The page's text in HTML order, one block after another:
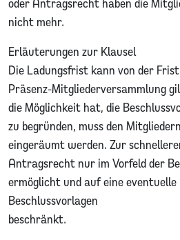
nicht mehr.
Erläuterungen zur Klausel
Die Ladungsfrist kann von der
Präsenz-Mitgliederversammlung
die Möglichkeit hat, die
zu begründen, muss den
eingeräumt werden. Zur
Antragsrecht nur im Vorfeld der
ermöglicht und auf eine
Beschlussvorlagen
beschränkt.